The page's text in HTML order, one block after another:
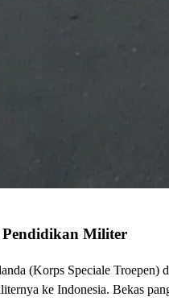
Pendidikan Militer
(Korps Speciale
ke Indonesia. Bekas